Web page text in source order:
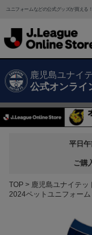
ユニフォームなどの公式グッズが買える！
鹿児島ユナイ
公式オンライ
平日午
ご購
TOP 鹿児島ユナイテッ
2024ペットユニフォー